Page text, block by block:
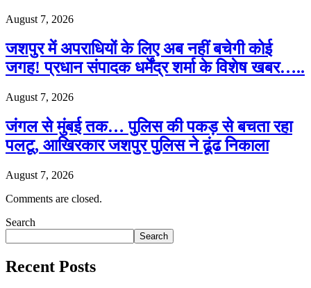
August 7, 2026
जशपुर में अपराधियों के लिए अब नहीं बचेगी कोई
जगह! प्रधान संपादक धर्मेंद्र शर्मा के विशेष खबर…..
August 7, 2026
जंगल से मुंबई तक… पुलिस की पकड़ से बचता रहा
पलटू, आखिरकार जशपुर पुलिस ने ढूंढ निकाला
August 7, 2026
Comments are closed.
Search
Search
Recent Posts